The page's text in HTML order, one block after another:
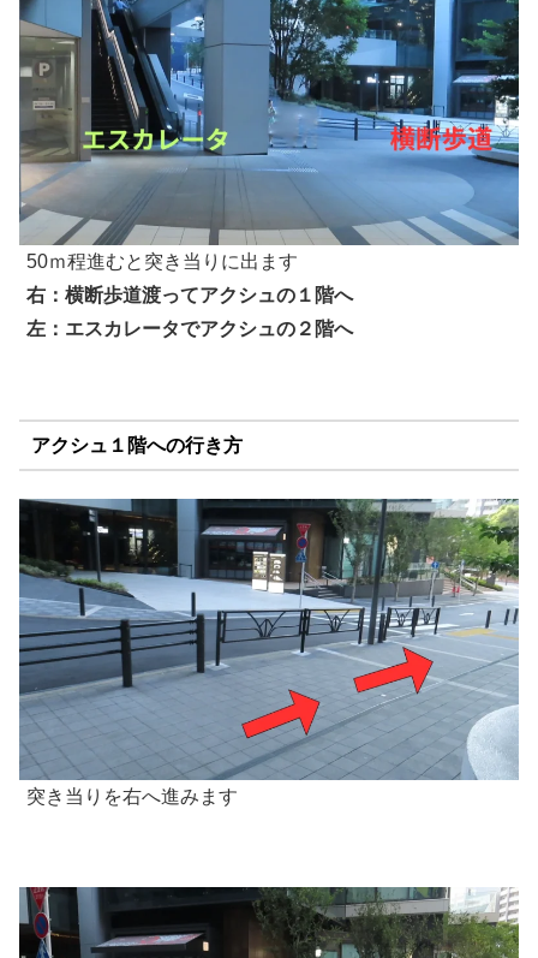
50ｍ程進むと突き当りに出ます
右：横断歩道渡ってアクシュの１階へ
左：エスカレータでアクシュの２階へ
アクシュ１階への行き方
突き当りを右へ進みます